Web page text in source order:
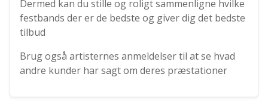
Dermed kan du stille og roligt sammenligne hvilke
festbands der er de bedste og giver dig det bedste
tilbud
Brug også artisternes anmeldelser til at se hvad
andre kunder har sagt om deres præstationer